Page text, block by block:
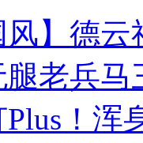
风】德
老兵马
！浑